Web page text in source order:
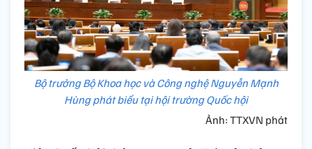
Bộ trưởng Bộ Khoa học và Công nghệ Nguyễn Mạnh
Hùng phát biểu tại hội trường Quốc hội
Ảnh: TTXVN phát